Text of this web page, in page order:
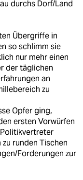
durchs Dorf/Land
Übergriffe in
so schlimm sie
nur mehr einen
der täglichen
an
zu
Opfer ging,
ersten Vorwürfen
runden Tischen
Forderungen zur